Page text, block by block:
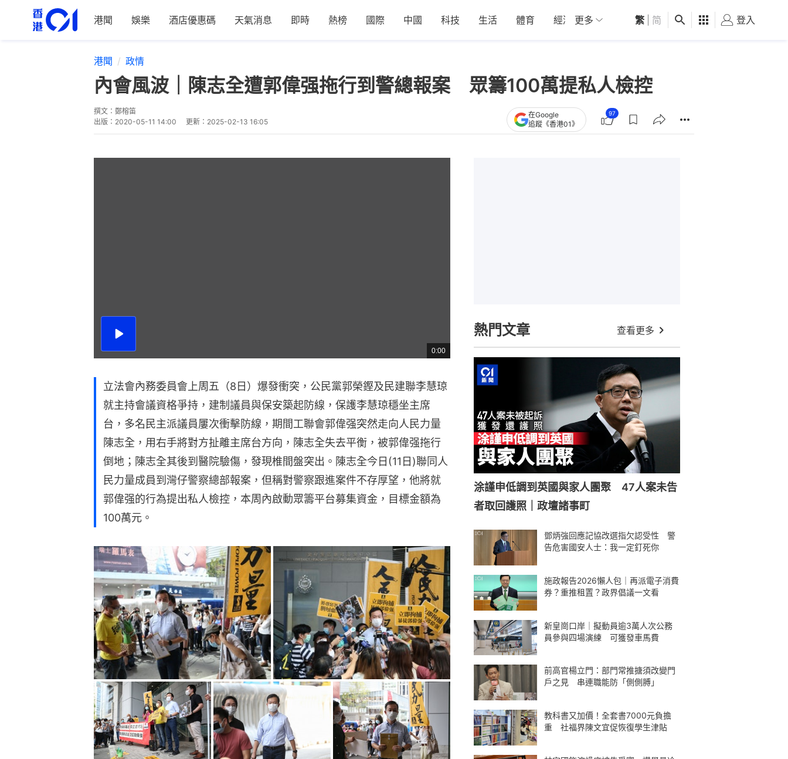
港聞 娛樂 酒店優惠碼 天氣消息 即時 熱榜 國際 中國 科技 生活 體育 經濟 01深圳 觀點 健康 好食玩飛
更多 繁 简 登入
港聞 政情
內會風波｜陳志全遭郭偉强拖行到警總報案 眾籌100萬提私人檢控
撰文： 鄭榕笛
出版： 2020-05-11 14:00 更新： 2025-02-13 16:05
在Google
追蹤《香港01》
97
播
總
共
0:00
立法會內務委員會上周五（8日）爆發衝突，公民黨郭榮鏗及民建聯李慧琼
就主持會議資格爭持，建制議員與保安築起防線，保護李慧琼穩坐主席
台，多名民主派議員屢次衝擊防線，期間工聯會郭偉强突然走向人民力量
陳志全，用右手將對方扯離主席台方向，陳志全失去平衡，被郭偉强拖行
倒地；陳志全其後到醫院驗傷，發現椎間盤突出。陳志全今日(11日)聯同人
民力量成員到灣仔警察總部報案，但稱對警察跟進案件不存厚望，他將就
郭偉强的行為提出私人檢控，本周內啟動眾籌平台募集資金，目標金額為
100萬元。
熱門文章 查看更多
涂謹申低調到英國與家人團聚 47人案未告
者取回護照｜政壇諸事町
鄧炳強回應記協改選指欠認受性 警
告危害國安人士：我一定釘死你
施政報告2026懶人包｜再派電子消費
券？重推租置？政界倡議一文看
新皇崗口岸｜擬動員逾3萬人次公務
員參與四場演練 可獲發車馬費
前高官楊立門：部門常推搪須改變門
戶之見 串連職能防「側側膊」
教科書又加價！全套書7000元負擔
重 社福界陳文宜促恢復學生津貼